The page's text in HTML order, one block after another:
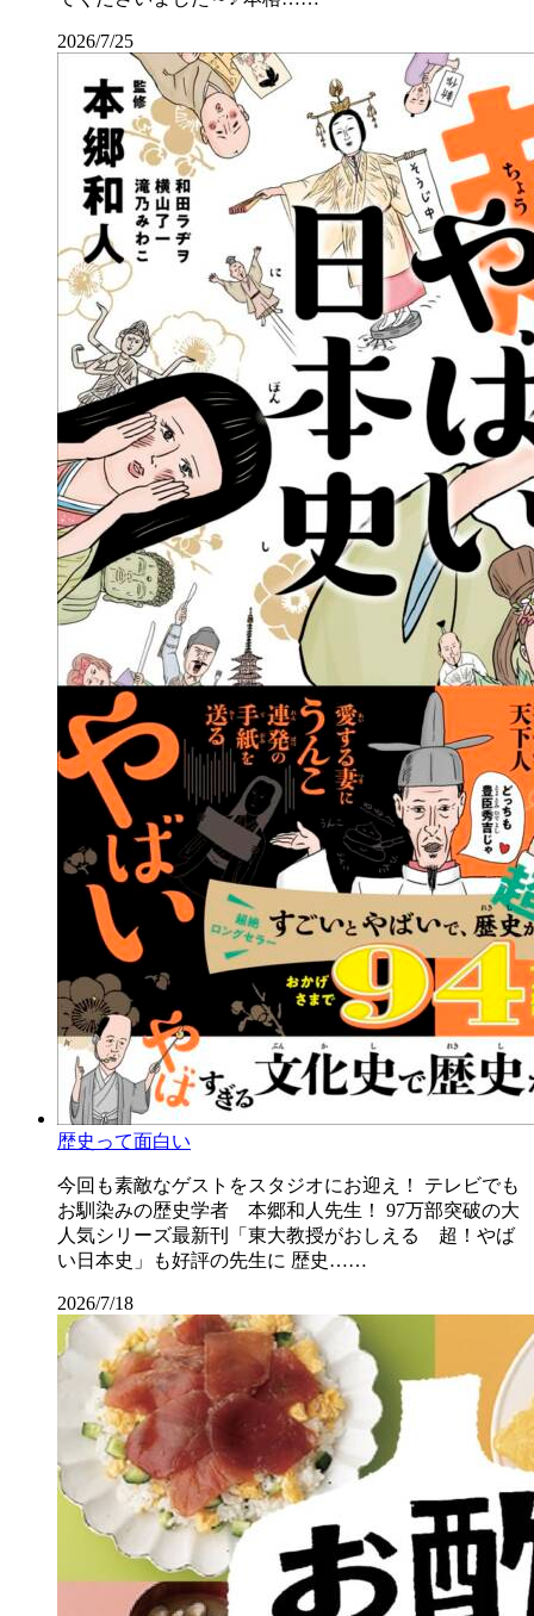
2026/7/25
歴史って面白い
今回も素敵なゲストをスタジオにお迎え！ テレビでも
お馴染みの歴史学者 本郷和人先生！ 97万部突破の大
人気シリーズ最新刊「東大教授がおしえる 超！やば
い日本史」も好評の先生に 歴史……
2026/7/18